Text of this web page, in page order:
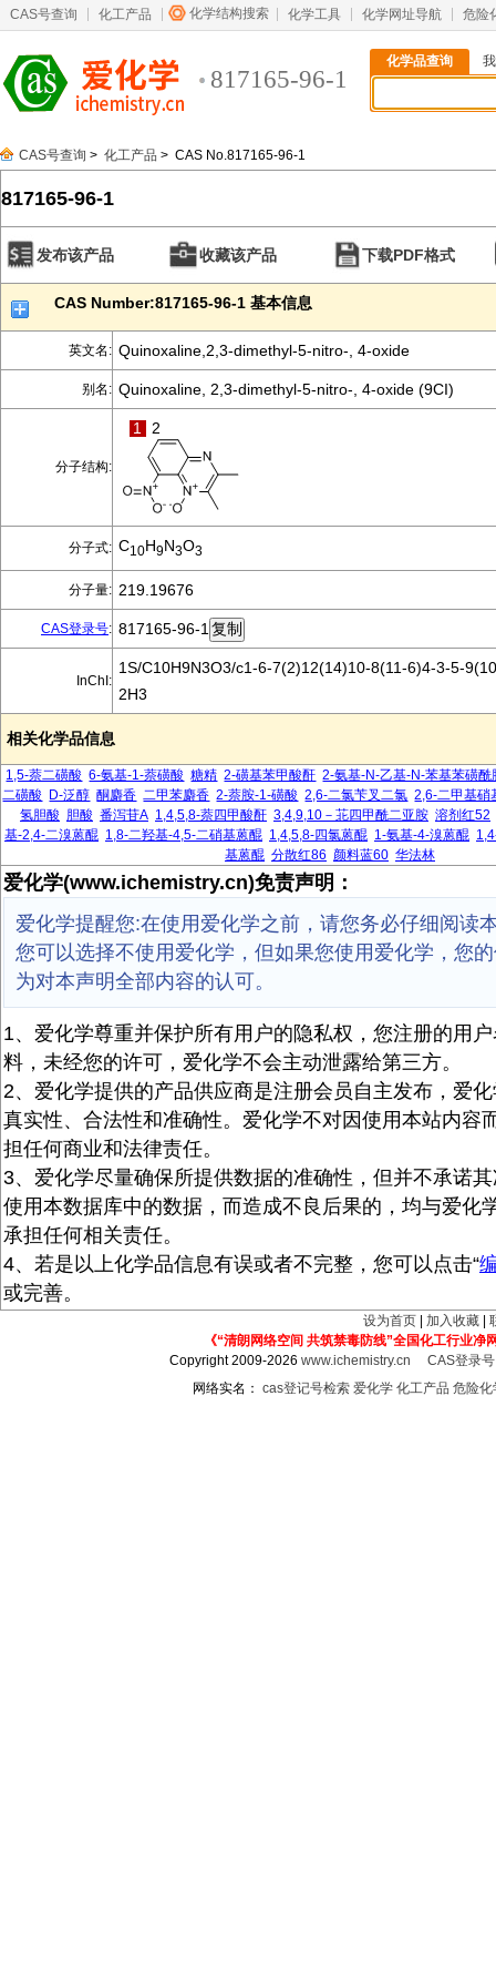
CAS号查询 化工产品 化学结构搜索 化学工具 化学网址导航 危险
817165-96-1
化学品查询
CAS号查询 > 化工产品 > CAS No.817165-96-1
817165-96-1
发布该产品 收藏该产品 下载PDF格式
CAS Number:817165-96-1 基本信息
英文名: Quinoxaline,2,3-dimethyl-5-nitro-, 4-oxide
别名: Quinoxaline, 2,3-dimethyl-5-nitro-, 4-oxide (9CI)
分子结构:
1 2
分子式: C10H9N3O3
分子量: 219.19676
CAS登录号: 817165-96-1
InChI:
1S/C10H9N3O3/c1-6-7(2)12(14)10-8(11-6)4-3-5-
2H3
相关化学品信息
1,5-萘二磺酸 6-氨基-1-萘磺酸 糖精 2-磺基苯甲酸酐 2-氨基-N-乙基-N-苯基苯磺酰
二磺酸
D-泛醇 酮麝香 二甲苯麝香 2-萘胺-1-磺酸 2,6-二氯苄叉二氯 2,6-二甲基硝
氢胆酸 胆酸 番泻苷A 1,4,5,8-萘四甲酸酐 3,4,9,10－苝四甲酰二亚胺 溶剂红52
基-2,4-二溴蒽醌 1,8-二羟基-4,5-二硝基蒽醌 1,4,5,8-四氯蒽醌 1-氨基-4-溴蒽醌
基蒽醌 分散红86 颜料蓝60 华法林
爱化学(www.ichemistry.cn)免责声明：
爱化学提醒您:在使用爱化学之前，请您务必仔细阅读
您可以选择不使用爱化学，但如果您使用爱化学，您
为对本声明全部内容的认可。
1、爱化学尊重并保护所有用户的隐私权，您注册的用
料，未经您的许可，爱化学不会主动泄露给第三方。
2、爱化学提供的产品供应商是注册会员自主发布，爱
真实性、合法性和准确性。爱化学不对因使用本站内容
担任何商业和法律责任。
3、爱化学尽量确保所提供数据的准确性，但并不承诺
使用本数据库中的数据，而造成不良后果的，均与爱化
承担任何相关责任。
4、若是以上化学品信息有误或者不完整，您可以点击“
或完善。
设为首页 加入收藏
《“清朗网络空间 共筑禁毒防线”全国化工行业净
Copyright 2009-2026www.ichemistry.cn
CAS登录
网络实名： cas登记号检索 爱化学 化工产品 危险化